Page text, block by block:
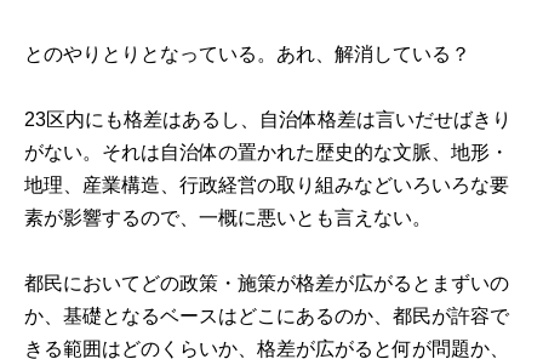
とのやりとりとなっている。あれ、解消している？
23区内にも格差はあるし、自治体格差は言いだせばきり
がない。それは自治体の置かれた歴史的な文脈、地形・
地理、産業構造、行政経営の取り組みなどいろいろな要
素が影響するので、一概に悪いとも言えない。
都民においてどの政策・施策が格差が広がるとまずいの
か、基礎となるベースはどこにあるのか、都民が許容で
きる範囲はどのくらいか、格差が広がると何が問題か、